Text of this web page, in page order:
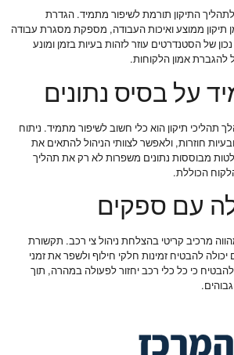
התיקון תורמת לשיפור מתמיד. הגדרת
תיקון ממוצע ואיכות העבודה, מספקת מסגרת עבודה
נכון של הסטנדרטים עוזר לזהות בעיות בזמן ומונע
להגברת אמון הלקוחות.
על בסיס נתונים
תיקון הוא כלי חשוב לשיפור מתמיד. ניתוח
חוזרות, ולאפשר לצוותי הניהול להתאים את
מבוססות נתונים משפרות לא רק את תהליך
הכוללת.
עם ספקים
מרכיב קריטי בהצלחת ניהול צי רכב. תקשורת
להבטיח זמינות חלקי חילוף ולשפר את זמני
כי כל כלי רכב יחזור לפעולה במהרה, תוך